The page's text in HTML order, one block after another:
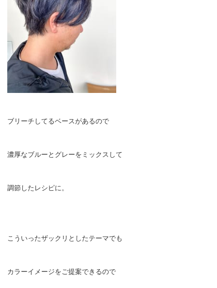
ブリーチしてるベースがあるので
濃厚なブルーとグレーをミックスして
調節したレシピに。
こういったザックリとしたテーマでも
カラーイメージをご提案できるので